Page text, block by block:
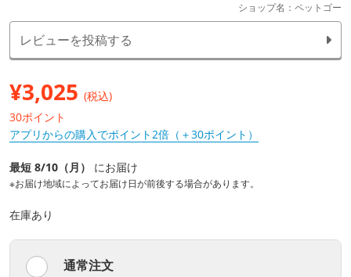
ショップ名：ペットゴー
レビューを投稿する
¥3,025 (税込)
30ポイント
アプリからの購入でポイント2倍（＋30ポイント）
最短 8/10（月） にお届け
※お届け地域によってお届け日が前後する場合があります。
在庫あり
通常注文